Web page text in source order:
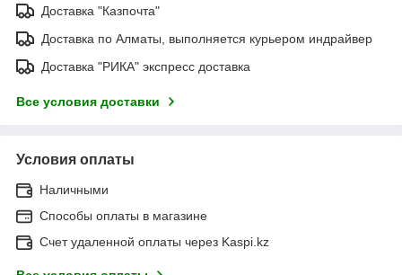
Доставка "Казпочта"
Доставка по Алматы, выполняется курьером индрайвер
Доставка "РИКА" экспресс доставка
Все условия доставки
Условия оплаты
Наличными
Способы оплаты в магазине
Счет удаленной оплаты через Kaspi.kz